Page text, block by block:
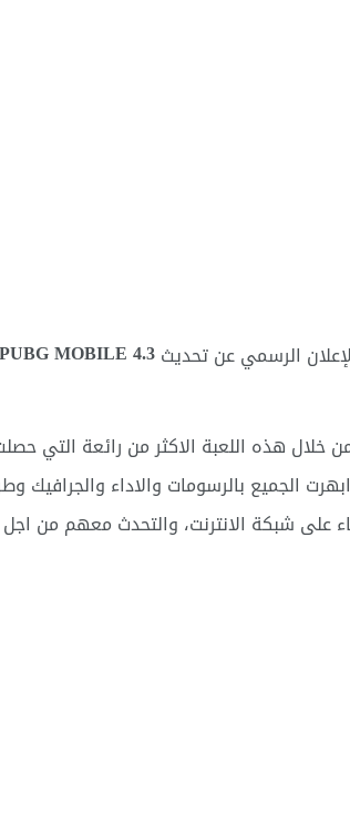
الرسمي عن تحديثPUBG MOBILE 4.3
خلال هذه اللعبة الاكثر من رائعة التي
الجميع بالرسومات والاداء والجرافيك
على شبكة الانترنت، والتحدث معهم من